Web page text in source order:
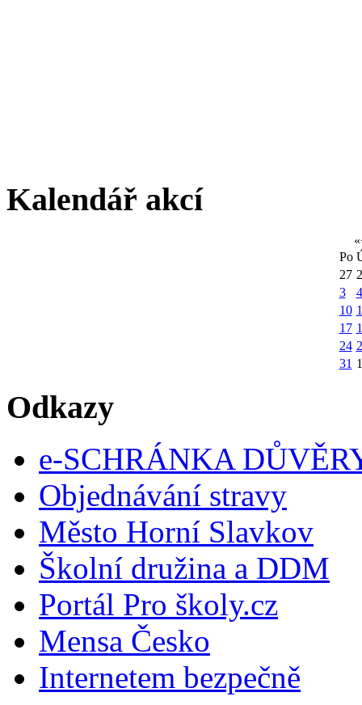
Kalendář akcí
«
Po
27
3
4
10
17
24
31 1
Odkazy
e-SCHRÁNKA
Objednávání stravy
Město Horní Slavkov
Školní družina a DDM
Portál Pro školy.cz
Mensa Česko
Internetem bezpečně